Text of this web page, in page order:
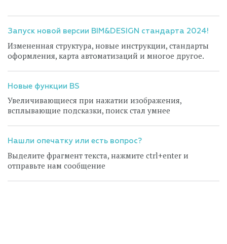
Запуск новой версии BIM&DESIGN стандарта 2024!
Измененная структура, новые инструкции, стандарты
оформления, карта автоматизаций и многое другое.
Новые функции BS
Увеличивающиеся при нажатии изображения,
всплывающие подсказки, поиск стал умнее
Нашли опечатку или есть вопрос?
Выделите фрагмент текста, нажмите ctrl+enter и
отправьте нам сообщение